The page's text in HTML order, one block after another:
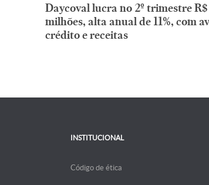
Daycoval lucra no 2º trimestre
milhões, alta anual de 11%, com
crédito e receitas
INSTITUCIONAL
Código de ética